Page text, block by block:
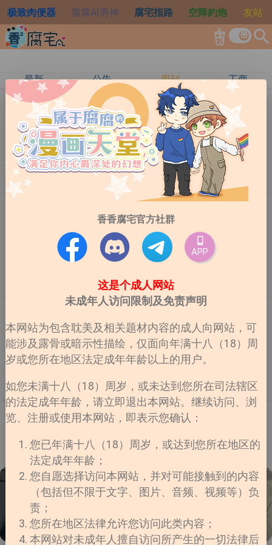
极致肉便器 腐腐AI男神 腐宅指路 空降約炮 友站
search
最新 公告 周刊 工商
周刊•阿慘•2026-08-01
虐是你得肝肠寸断~黑暗系漫画特辑
看有小姊妹说要虐恋的，不过现在年纪大了比较爱看狗
血拉扯狗血剧情可以更荒诞点不一定会虐但虐很常包含
大量狗血而且现在尺度(不是指黄色)俺感觉没以前大好
多设定都不太行...没那至种张力了个人观点哈⚠️阅读前
请先确认⚠️本书单仅针对漫画等虚构作品内容进行分享
端情感、犯罪行为、暴力情节、控制欲、执念、复仇等
现实中不值得模仿的设定。请确认：✔ 能够区分虚构作
品与现实生活✔ 拥有健全且成熟的价值观✔ 不会将作品
中的行为合理化或带入现实关系✔ 理解故事中的角色行
为不代表正确价值观✔ 阅读目的仅限于欣赏剧情、人物
塑造与作品创作每个人都有不同的阅读口味。有人喜欢
小甜饼，也有人喜欢狗血虐文；有人喜欢救赎文学，也
有人喜欢黑暗题材。喜欢某种故事设定 ≠ 认同现实中的
思考与理性判断。💭 本书单属于「仅限二次元阅读体
验，请勿代入现实」系列。若无法接受相关题材，建议
及时避雷并选择更适合自己的作品。祝大家都能在安全
的阅读范围内享受自己喜欢的故事。甜党慎入，玻璃心
得甜，而是为了让人看见爱与执念最极端的模样。有人
被困在过去，有人被困在愧疚里；有人拼命想获得救
赎，也有人亲手把自己推向深渊。这一期推荐的几部作
品整体氛围都偏沉重，包含黑道、灵异、虐恋、命运纠
又会忍不住一直往下看。那种「明知道会心痛，却还是
想知道结局」的故事━━━━━━━━━━━━《要结
婚的男人》无码点我作者：인혜린心动关键词重逢｜遗
憾｜暗恋｜双向救赎｜黑暗系｜虐恋｜执念文学“有些
人消失了很多年，却从未离开过心里。”那种看名字以
为是婚恋文，点进去发现是刀子批发市场的类型。给我
开始，却不是幸福的开始，而是旧伤口重新被撕开的瞬
间。最让人难受的地方在于，他们都曾经拥有改变结局
《绝对会变成BL的世界》
在正文开始之前，我们要号外一下！我们出道啦！香香
腐宅生活周记（就是妳眼前这个单元）与周记作者我开
展了一次合作一起开了小红书账号！我现在小红书正式
有了自己的账号之后我会每日进行更新并且分享喜欢且
有趣的漫画宝宝们一定要关注我，给我点点赞啊给大家
繁的互动和大家一起快乐的交流了！好！正文开始！这
本真的有点绝，男主越直，后劲越大宝宝们我先放结
论。《绝对会变成BL的世界VS绝不想变成BL的男人》
这本，真的很适合晚上一个人缩进被窝里看。那种本来
看着人开始在床上笑出鹅叫的类型。我当时点开它，纯
粹是被名字骗进去的。“绝对会变成BL”这几个字太会装
了。你一眼看过去，很容易自动脑补出那种满天飞的万
人迷、修罗场。有一点套路，有一点无聊，还有一点
翻了没几页，脑子里就剩一句：这男主平时真的有在好
好当直男吗。它很妙的一点就在这儿。设定看着眼熟，
内容一点都不按套路出牌。这是一个纯正的BL宇宙，路
过转角必定撞到帅哥，医务室拉开帘子必定有人在绝赞
壁咚。但男主偏偏是个钢铁直男，为了保住自己的清
白，硬生生把自己逼成了“BL学考研导师”。男主疯狂拔
还有点想维持冷静，心里估计也在想：嗯？等一下？事
情是往这个搞笑方向走的吗？然后就会很快发现，这里
人外宇宙恋爱特辑｜当心动来自另一个星球
姐妹们！！人外真的永远有饭吃！！想到小时候看到ET
真的很容易被未知吸引，这就是不知名的吸引力我每次
看到外星人、异种族或者奇奇怪怪生物设定的时候都会
忍不住点进去。看完都会忍不住感叹一句：人类真的很
容易品尝自己无法理解的存在，那该死的潘多拉好奇
的外星人，也可能是拥有特殊形态的未知生命。他们的
语言、文化、思维方式都与我们截然不同，却总能在某
个瞬间让人感受到比同类更纯粹的温柔。准备好一起进
入宇宙了吗？✦ NEBULA／星云PS:另外我觉得这本会上
台BOM不过最近短篇也别遗憾，感觉这两年短改长的漫
画不少作者：ENCELADUS心动关键字：韩漫｜人外｜
而未知的宇宙之中，一场跨越种族与生命形态的相遇悄
悄展开。面对与自己截然不同的存在，主角逐渐学会理
2
AD AD
香香腐宅官方社群
APP
这是个成人网站
未成年人访问限制及免责声明
本网站为包含耽美及相关题材内容的成人向网站，可
能涉及露骨或暗示性描绘，仅面向年满十八（18）周
岁或您所在地区法定成年年龄以上的用户。
如您未满十八（18）周岁，或未达到您所在司法辖区
的法定成年年龄，请立即退出本网站。继续访问、浏
览、注册或使用本网站，即表示您确认：
您已年满十八（18）周岁，或达到您所在地区的
法定成年年龄；
您自愿选择访问本网站，并对可能接触到的内容
（包括但不限于文字、图片、音频、视频等）负
责；
您所在地区法律允许您访问此类内容；
本网站对未成年人擅自访问所产生的一切法律后